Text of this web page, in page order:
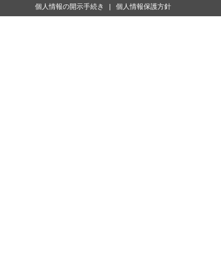
個人情報の開示手続き 個人情報保護方針